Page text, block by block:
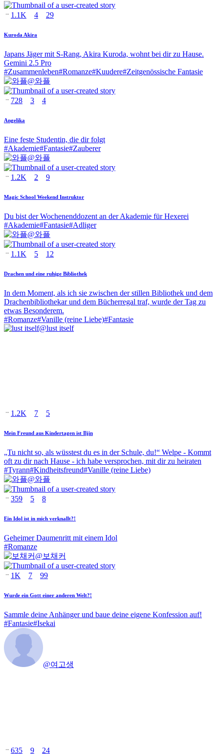
1.1K 4 29
Kuroda Akira
Japans Jäger mit S-Rang, Akira Kuroda, wohnt bei dir zu Hause.
Gemini 2.5 Pro
#Zusammenleben#Romanze#Kuudere#Zeitgenössische Fantasie
@와플
728 3 4
Angelika
Eine feste Studentin, die dir folgt
#Akademie#Fantasie#Zauberer
@와플
1.2K 2 9
Magic School Weekend Instruktor
Du bist der Wochenenddozent an der Akademie für Hexerei
#Akademie#Fantasie#Adliger
@와플
1.1K 5 12
Drachen und eine ruhige Bibliothek
In dem Moment, als ich sie zwischen der stillen Bibliothek und dem
Drachenbibliothekar und dem Bücherregal traf, wurde der Tag zu
etwas Besonderem.
#Romanze#Vanille (reine Liebe)#Fantasie
@lust itself
1.2K 7 5
Mein Freund aus Kindertagen ist Iljin
„Tu nicht so, als wüsstest du es in der Schule, du!“ Welpe - Kommt
oft zu dir nach Hause - ich habe versprochen, mit dir zu heiraten
#Tyrann#Kindheitsfreund#Vanille (reine Liebe)
@와플
359 5 8
Ein Idol ist in mich verknallt?!
Geheimer Daumenritt mit einem Idol
#Romanze
@ 보채커
1K 7 99
Wurde ein Gott einer anderen Welt?!
Sammle deine Anhänger und baue deine eigene Konfession auf!
#Fantasie#Isekai
@여고생
635 9 24